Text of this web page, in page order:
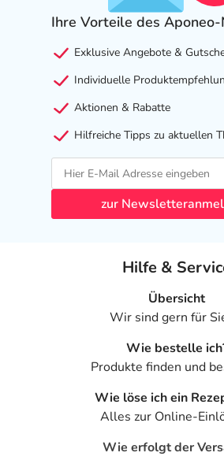
Ihre Vorteile des
Exklusive Angebote &
Individuelle
Aktionen & Rabatte
Hilfreiche Tipps zu aktuellen
zur
Hilfe &
Übersicht
Wir sind gern für
Wie bestelle
Produkte finden und
Wie löse ich ein
Alles zur Online-
Wie erfolgt der